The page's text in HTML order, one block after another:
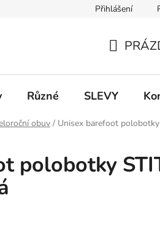
Informace k on-line
Přihlášení
KOŠÍK
Různé SLEVY
obuv / Unisex barefoot
polobotky